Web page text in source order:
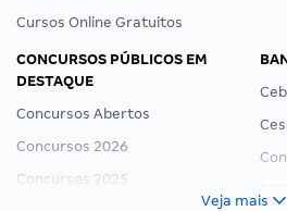
Cursos Online Gratuitos
CONCURSOS PÚBLICOS EM
DESTAQUE
Concursos Abertos
Concursos 2026
Concursos 2025
Veja mais